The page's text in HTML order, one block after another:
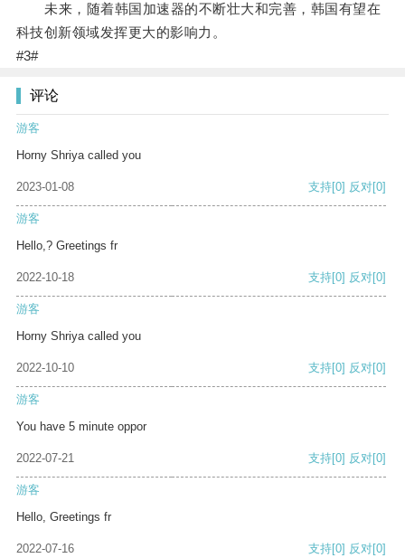
未来，随着韩国加速器的不断壮大和完善，韩国有望在
科技创新领域发挥更大的影响力。
#3#
评论
游客
Horny Shriya called you
2023-01-08 支持[0] 反对[0]
游客
Hello,? Greetings fr
2022-10-18 支持[0] 反对[0]
游客
Horny Shriya called you
2022-10-10 支持[0] 反对[0]
游客
You have 5 minute oppor
2022-07-21 支持[0] 反对[0]
游客
Hello, Greetings fr
2022-07-16 支持[0] 反对[0]